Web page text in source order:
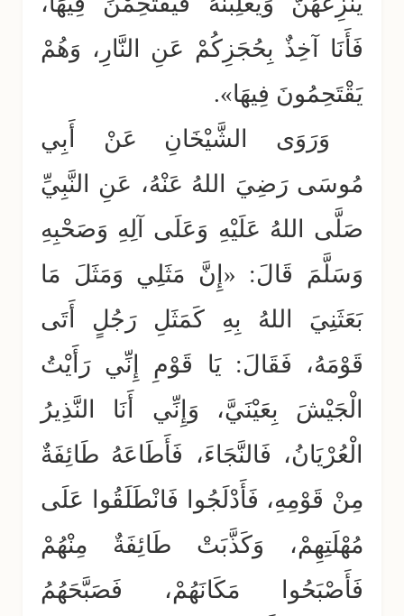
فَأَنَا آخِذٌ بِحُجَزِكُمْ عَنِ النَّارِ، وَهُمْ
يَقْتَحِمُونَ فِيهَا».
وَرَوَى الشَّيْخَانِ عَنْ أَبِي
مُوسَى رَضِيَ اللهُ عَنْهُ، عَنِ النَّبِيِّ
صَلَّى اللهُ عَلَيْهِ وَعَلَى آلِهِ وَصَحْبِهِ
وَسَلَّمَ قَالَ: «إِنَّ مَثَلِي وَمَثَلَ مَا
بَعَثَنِيَ اللهُ بِهِ كَمَثَلِ رَجُلٍ أَتَى
قَوْمَهُ، فَقَالَ: يَا قَوْمِ إِنِّي رَأَيْتُ
الْجَيْشَ بِعَيْنَيَّ، وَإِنِّي أَنَا النَّذِيرُ
الْعُرْيَانُ، فَالنَّجَاءَ، فَأَطَاعَهُ طَائِفَةٌ
مِنْ قَوْمِهِ، فَأَدْلَجُوا فَانْطَلَقُوا عَلَى
مُهْلَتِهِمْ، وَكَذَّبَتْ طَائِفَةٌ مِنْهُمْ
فَأَصْبَحُوا مَكَانَهُمْ، فَصَبَّحَهُمُ